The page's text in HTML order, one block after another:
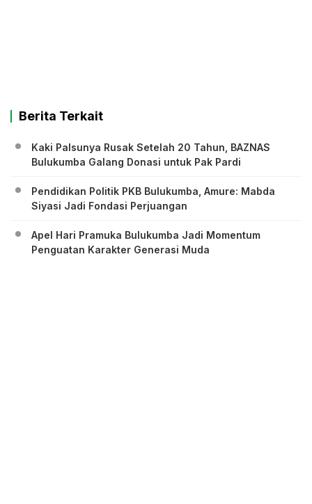
Berita Terkait
Kaki Palsunya Rusak Setelah 20 Tahun, BAZNAS
Bulukumba Galang Donasi untuk Pak Pardi
Pendidikan Politik PKB Bulukumba, Amure: Mabda
Siyasi Jadi Fondasi Perjuangan
Apel Hari Pramuka Bulukumba Jadi Momentum
Penguatan Karakter Generasi Muda